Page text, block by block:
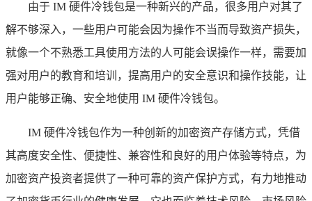
由于 IM 硬件冷钱包是一种新兴的产品，很多用户对其了
解不够深入，一些用户可能会因为操作不当而导致资产损失，
就像一个不熟悉工具使用方法的人可能会误操作一样，需要加
强对用户的教育和培训，提高用户的安全意识和操作技能，让
用户能够正确、安全地使用 IM 硬件冷钱包。
IM 硬件冷钱包作为一种创新的加密资产存储方式，凭借
其高度安全性、便捷性、兼容性和良好的用户体验等特点，为
加密资产投资者提供了一种可靠的资产保护方式，有力地推动